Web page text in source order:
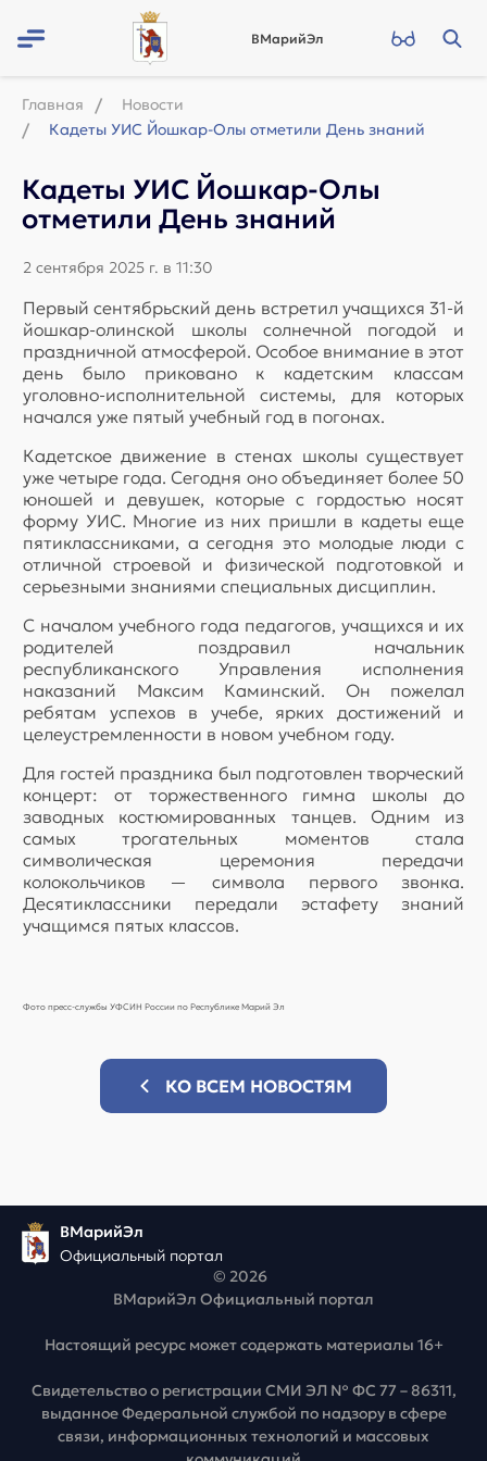
ВМарийЭл
Главная
Новости
Кадеты УИС Йошкар-Олы отметили День знаний
Кадеты УИС Йошкар-Олы
отметили День знаний
2 сентября 2025 г. в 11:30
Первый сентябрьский день встретил учащихся 31-й
йошкар-олинской школы солнечной погодой и
праздничной атмосферой. Особое внимание в этот
день было приковано к кадетским классам
уголовно-исполнительной системы, для которых
начался уже пятый учебный год в погонах.
Кадетское движение в стенах школы существует
уже четыре года. Сегодня оно объединяет более 50
юношей и девушек, которые с гордостью носят
форму УИС. Многие из них пришли в кадеты еще
пятиклассниками, а сегодня это молодые люди с
отличной строевой и физической подготовкой и
серьезными знаниями специальных дисциплин.
С началом учебного года педагогов, учащихся и их
родителей поздравил начальник
республиканского Управления исполнения
наказаний Максим Каминский. Он пожелал
ребятам успехов в учебе, ярких достижений и
целеустремленности в новом учебном году.
Для гостей праздника был подготовлен творческий
концерт: от торжественного гимна школы до
заводных костюмированных танцев. Одним из
самых трогательных моментов стала
символическая церемония передачи
колокольчиков — символа первого звонка.
Десятиклассники передали эстафету знаний
учащимся пятых классов.
Фото пресс-службы УФСИН России по Республике Марий Эл
КО ВСЕМ НОВОСТЯМ
ВМарийЭл
Официальный портал
© 2026
ВМарийЭл Официальный портал
Настоящий ресурс может содержать материалы 16+
Свидетельство о регистрации СМИ ЭЛ № ФС 77 – 86311,
выданное Федеральной службой по надзору в сфере
связи, информационных технологий и массовых